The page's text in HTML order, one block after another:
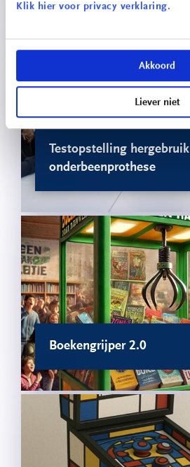
Klik hier voor privacy verklaring.
Akkoord
Liever niet
Testopstelling hergebruik
onderbeenprothese
Boekengrijper 2.0